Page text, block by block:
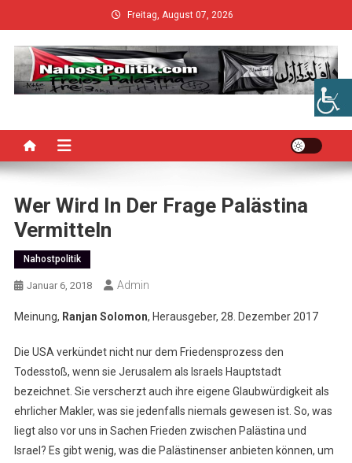
to
content
Freitag, August 07, 2026
Wer Wird In Der Frage Palästina
Vermitteln
Nahostpolitik
Januar 6, 2018 Admin
Meinung, Ranjan Solomon, Herausgeber, 28. Dezember 2017
Die USA verkündet nicht nur dem Friedensprozess den
Todesstoß, wenn sie Jerusalem als Israels Hauptstadt
bezeichnet. Sie verscherzt auch ihre eigene Glaubwürdigkeit als
ehrlicher Makler, was sie jedenfalls niemals gewesen ist. So, was
liegt also vor uns in Sachen Frieden zwischen Palästina und
Israel? Es gibt wenig, was die Palästinenser anbieten können, um